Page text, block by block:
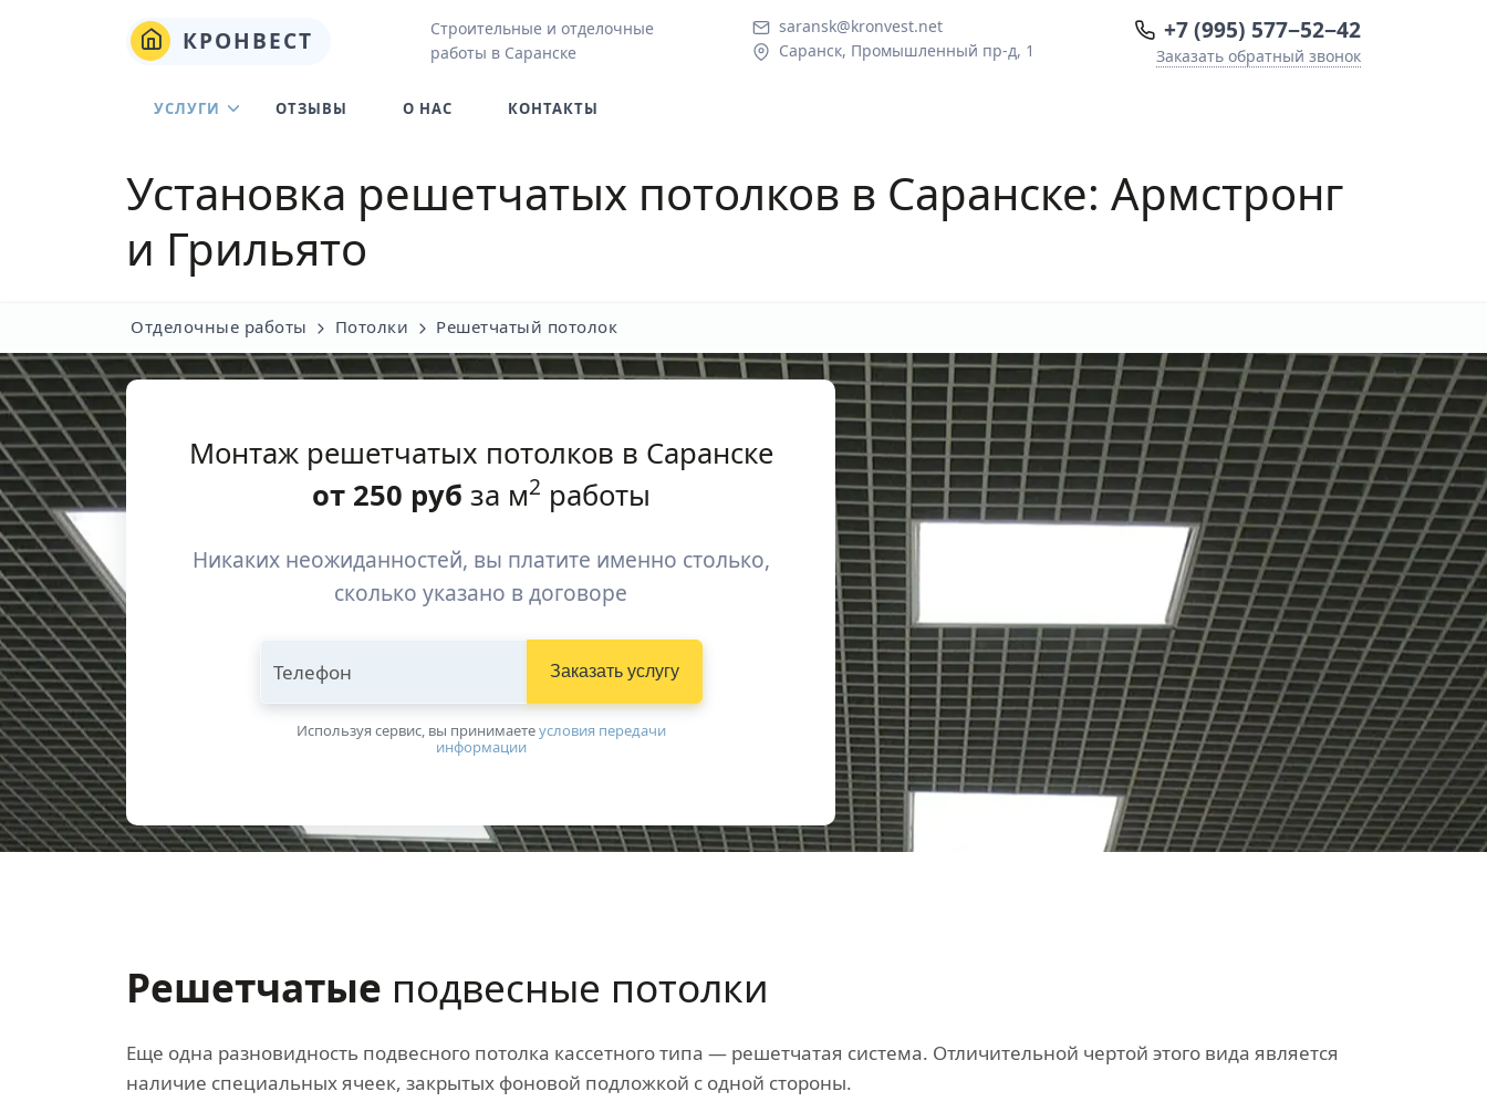
КРОНВЕСТ
Строительные и отделочные
работы в Саранске
saransk@kronvest.net
Саранск, Промышленный пр-д, 1
+7 (995) 577−52−42
Заказать обратный звонок
УСЛУГИ ОТЗЫВЫ О НАС КОНТАКТЫ
Установка решетчатых потолков в Саранске: Армстронг
и Грильято
Отделочные работы Потолки Решетчатый потолок
Монтаж решетчатых потолков в Саранске
от 250 руб за м2 работы
Никаких неожиданностей, вы платите именно столько,
сколько указано в договоре
Телефон Заказать услугу
Используя сервис, вы принимаетeусловия передачи
информации
Решетчатые подвесные потолки
Еще одна разновидность подвесного потолка кассетного типа — решетчатая система. Отличительной чертой этого вида является
наличие специальных ячеек, закрытых фоновой подложкой с одной стороны.